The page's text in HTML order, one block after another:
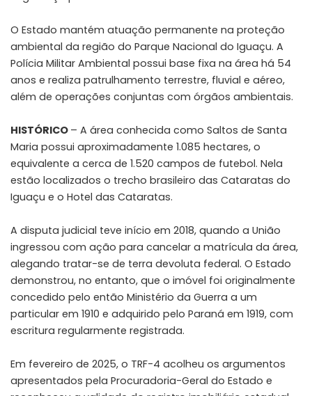
O Estado mantém atuação permanente na proteção
ambiental da região do Parque Nacional do Iguaçu. A
Polícia Militar Ambiental possui base fixa na área há 54
anos e realiza patrulhamento terrestre, fluvial e aéreo,
além de operações conjuntas com órgãos ambientais.
HISTÓRICO – A área conhecida como Saltos de Santa
Maria possui aproximadamente 1.085 hectares, o
equivalente a cerca de 1.520 campos de futebol. Nela
estão localizados o trecho brasileiro das Cataratas do
Iguaçu e o Hotel das Cataratas.
A disputa judicial teve início em 2018, quando a União
ingressou com ação para cancelar a matrícula da área,
alegando tratar-se de terra devoluta federal. O Estado
demonstrou, no entanto, que o imóvel foi originalmente
concedido pelo então Ministério da Guerra a um
particular em 1910 e adquirido pelo Paraná em 1919, com
escritura regularmente registrada.
Em fevereiro de 2025, o TRF-4 acolheu os argumentos
apresentados pela Procuradoria-Geral do Estado e